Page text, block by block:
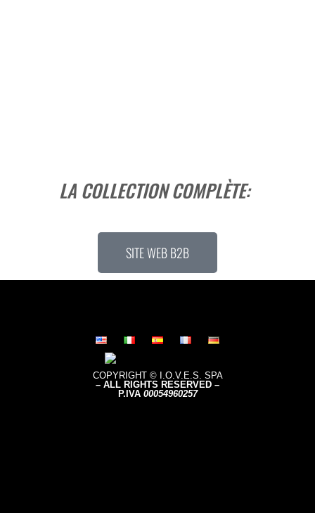
LA COLLECTION COMPLÈTE:
SITE WEB B2B
COPYRIGHT © I.O.V.E.S. SPA
– ALL RIGHTS RESERVED –
P.IVA 00054960257